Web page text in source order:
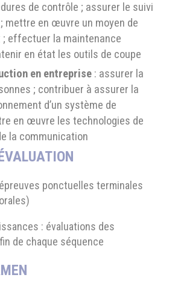
de contrôle ; assurer le suivi
mettre en œuvre un moyen de
effectuer la maintenance
en état les outils de coupe
en entreprise : assurer la
; contribuer à assurer la
d’un système de
en œuvre les technologies de
la communication
ponctuelles terminales
: évaluations des
de chaque séquence